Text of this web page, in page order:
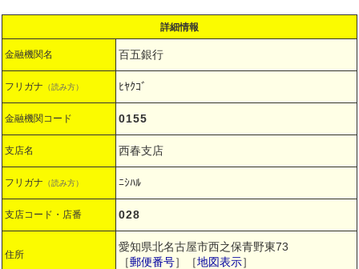
詳細情報
金融機関名 百五銀行
フリガナ （読み方） ﾋﾔｸｺﾞ
金融機関コード 0155
支店名 西春支店
フリガナ （読み方） ﾆｼﾊﾙ
支店コード・店番 028
住所
愛知県北名古屋市西之保青野東73
［郵便番号］［地図表示］